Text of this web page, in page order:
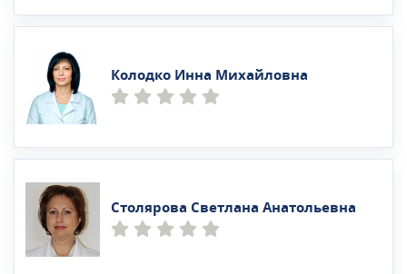
Колодко Инна Михайловна
Столярова Светлана Анатольевна